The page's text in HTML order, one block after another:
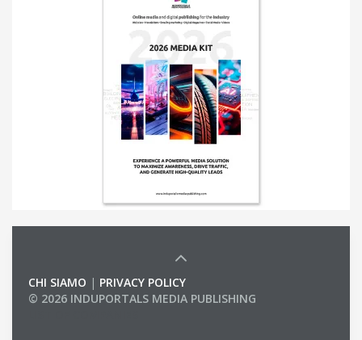
CHI SIAMO | PRIVACY POLICY
© 2026 INDUPORTALS MEDIA PUBLISHING